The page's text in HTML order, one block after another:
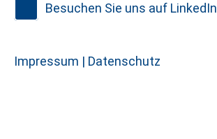
Besuchen Sie uns auf LinkedIn
Impressum | Datenschutz